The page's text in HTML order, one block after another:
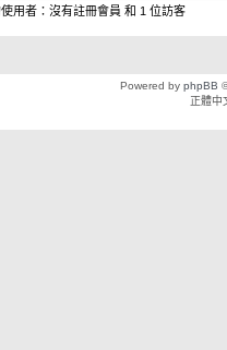
用者：沒有註冊會員 和 1 位訪客
Powered by phpBB
正體中